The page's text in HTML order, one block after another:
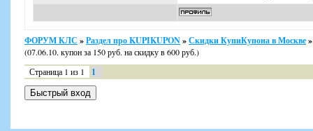
ФОРУМ КЛС »Раздел про KUPIKUPON»Скидки КупиКупона в Москве»
(07.06.10. купон за 150 руб. на скидку в 600 руб.)
Страница 1 из 1 1